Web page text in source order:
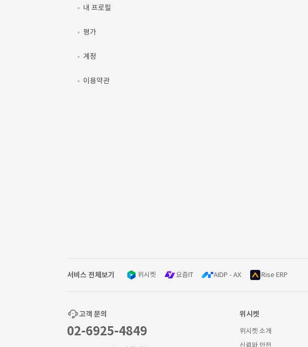
내 프로필
평가
계정
이용약관
서비스 전체보기 위시켓 요즘IT AIDP - AX Rise ERP
고객 문의
02-6925-4849
위시켓
위시켓 소개
신뢰와 안전